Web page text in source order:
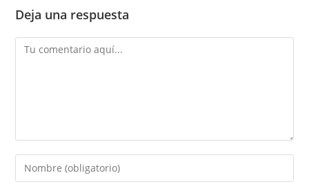
Deja una respuesta
Comentario
Introduce
tu